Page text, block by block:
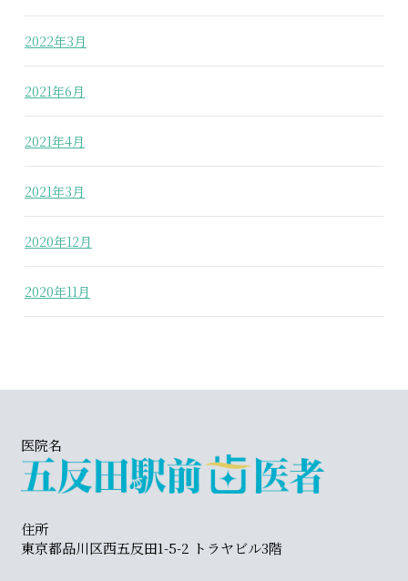
2022年3月
2021年6月
2021年4月
2021年3月
2020年12月
2020年11月
医院名
住所
東京都品川区西五反田1-5-2 トラヤビル3階